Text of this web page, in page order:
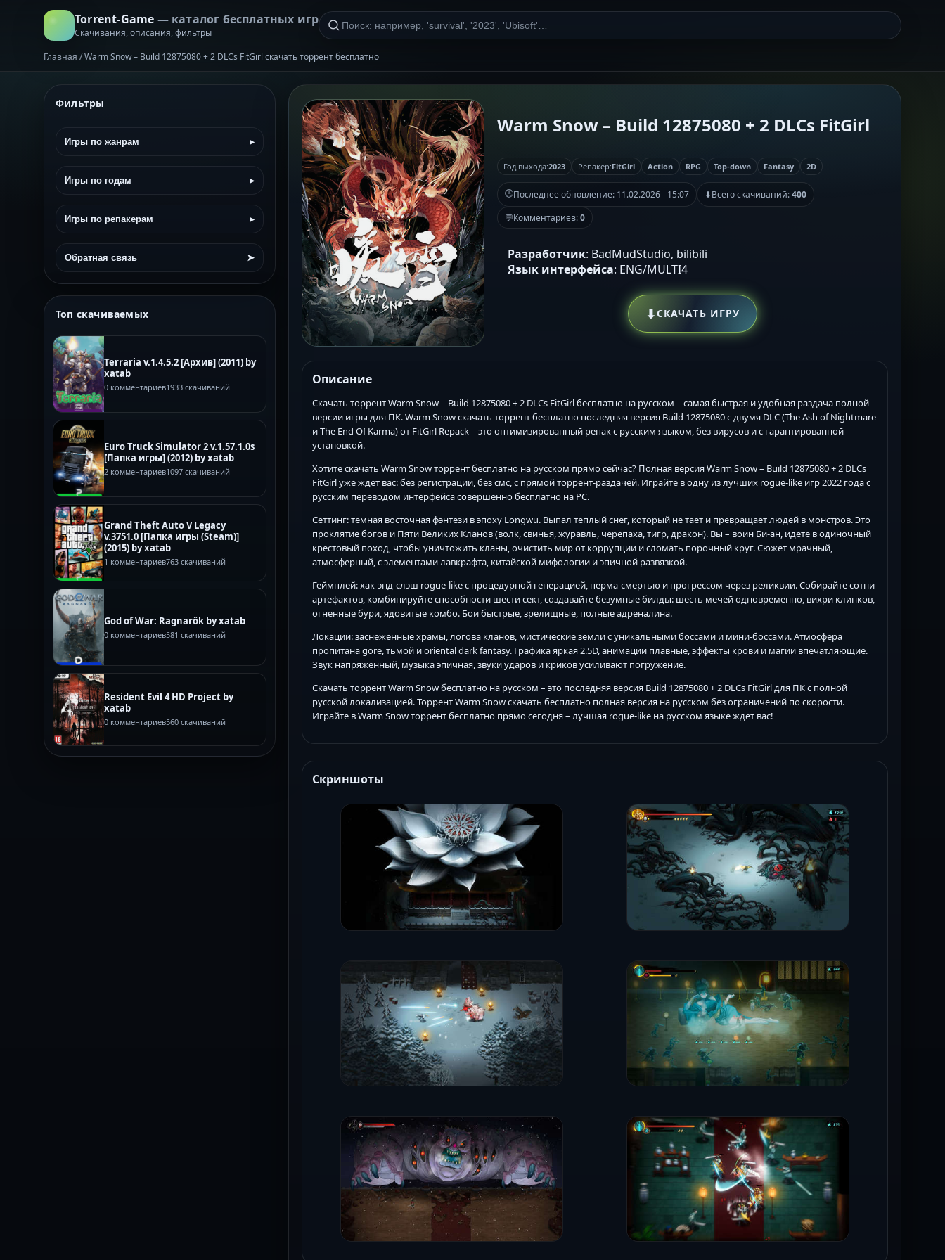
Torrent-Game — каталог бесплатных игр
Скачивания, описания, фильтры
Главная /Warm Snow – Build 12875080 + 2 DLCs FitGirl скачать торрент бесплатно
Фильтры
Игры по жанрам ▸
Игры по годам ▸
Игры по репакерам ▸
Обратная связь ➤
Топ скачиваемых
Terraria v.1.4.5.2 [Архив] (2011) by
xatab
0 комментариев1933 скачиваний
Euro Truck Simulator 2 v.1.57.1.0s
[Папка игры] (2012) by xatab
2 комментариев1097 скачиваний
Grand Theft Auto V Legacy
v.3751.0 [Папка игры (Steam)]
(2015) by xatab
1 комментариев763 скачиваний
God of War: Ragnarök by xatab
0 комментариев581 скачиваний
Resident Evil 4 HD Project by
xatab
0 комментариев560 скачиваний
Warm Snow – Build 12875080 + 2 DLCs FitGirl
Год выхода:2023 Репакер:FitGirl Action RPG Top-down Fantasy 2D
🕒Последнее обновление: 11.02.2026 - 15:07 ⬇Всего скачиваний:400
💬Комментариев:0
Разработчик: BadMudStudio, bilibili
Язык интерфейса: ENG/MULTI4
⬇СКАЧАТЬ ИГРУ
Описание
Скачать торрент Warm Snow – Build 12875080 + 2 DLCs FitGirl бесплатно на русском – самая быстрая и удобная раздача полной
версии игры для ПК. Warm Snow скачать торрент бесплатно последняя версия Build 12875080 с двумя DLC (The Ash of Nightmare
и The End Of Karma) от FitGirl Repack – это оптимизированный репак с русским языком, без вирусов и с гарантированной
установкой.
Хотите скачать Warm Snow торрент бесплатно на русском прямо сейчас? Полная версия Warm Snow – Build 12875080 + 2 DLCs
FitGirl уже ждет вас: без регистрации, без смс, с прямой торрент-раздачей. Играйте в одну из лучших rogue-like игр 2022 года с
русским переводом интерфейса совершенно бесплатно на PC.
Сеттинг: темная восточная фэнтези в эпоху Longwu. Выпал теплый снег, который не тает и превращает людей в монстров. Это
проклятие богов и Пяти Великих Кланов (волк, свинья, журавль, черепаха, тигр, дракон). Вы – воин Би-ан, идете в одиночный
крестовый поход, чтобы уничтожить кланы, очистить мир от коррупции и сломать порочный круг. Сюжет мрачный,
атмосферный, с элементами лавкрафта, китайской мифологии и эпичной развязкой.
Геймплей: хак-энд-слэш rogue-like с процедурной генерацией, перма-смертью и прогрессом через реликвии. Собирайте сотни
артефактов, комбинируйте способности шести сект, создавайте безумные билды: шесть мечей одновременно, вихри клинков,
огненные бури, ядовитые комбо. Бои быстрые, зрелищные, полные адреналина.
Локации: заснеженные храмы, логова кланов, мистические земли с уникальными боссами и мини-боссами. Атмосфера
пропитана gore, тьмой и oriental dark fantasy. Графика яркая 2.5D, анимации плавные, эффекты крови и магии впечатляющие.
Звук напряженный, музыка эпичная, звуки ударов и криков усиливают погружение.
Скачать торрент Warm Snow бесплатно на русском – это последняя версия Build 12875080 + 2 DLCs FitGirl для ПК с полной
русской локализацией. Торрент Warm Snow скачать бесплатно полная версия на русском без ограничений по скорости.
Играйте в Warm Snow торрент бесплатно прямо сегодня – лучшая rogue-like на русском языке ждет вас!
Скриншоты